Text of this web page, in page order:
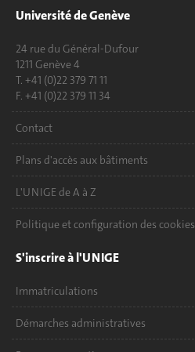
Université de Genève
24 rue du Général-Dufour
1211 Genève 4
T. +41 (0)22 379 71 11
F. +41 (0)22 379 11 34
Contact
Plans d'accès aux bâtiments
L'UNIGE de A à Z
Politique et configuration des cookies
S'inscrire à l'UNIGE
Immatriculations
Démarches administratives